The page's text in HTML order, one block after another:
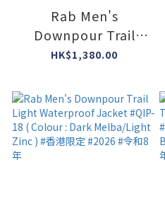
Rab Men's
Downpour Trail
Light Waterproof
Colour : Light
Zinc/Anthracite ) #
香港限定 #2026 #令
和8年
HK$1,380.00